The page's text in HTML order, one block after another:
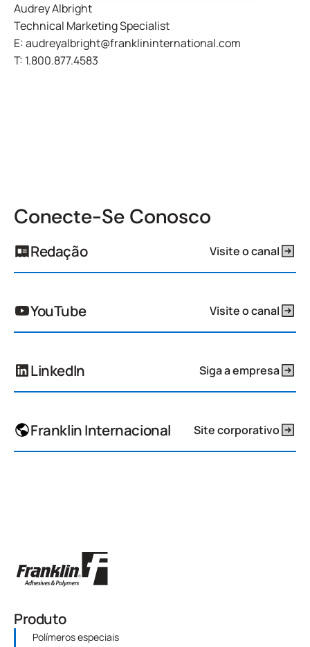
Audrey Albright
Technical Marketing Specialist
E:audreyalbright@franklininternational.com
T: 1.800.877.4583
Conecte-Se Conosco
Redação Visite o canal
YouTube Visite o canal
LinkedIn Siga a empresa
Franklin Internacional Site corporativo
Produto
Polímeros especiais